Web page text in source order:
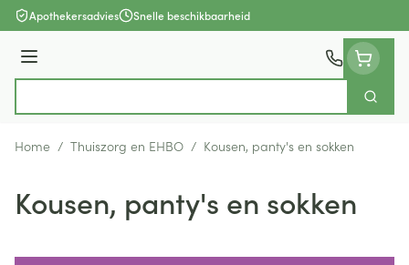
Ga naar de inhoud
Apothekersadvies Snelle beschikbaarheid
Menu
Zoek
Home / Thuiszorg en EHBO / Kousen, panty's en sokken
Kousen, panty's en sokken